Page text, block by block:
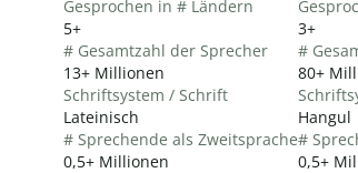
Gesprochen in # Ländern
5+
# Gesamtzahl der Sprecher
13+ Millionen
Schriftsystem / Schrift
Lateinisch
# Sprechende als Zweitsprache
0,5+ Millionen
3+
#
80+
Hangul
#
0,5+